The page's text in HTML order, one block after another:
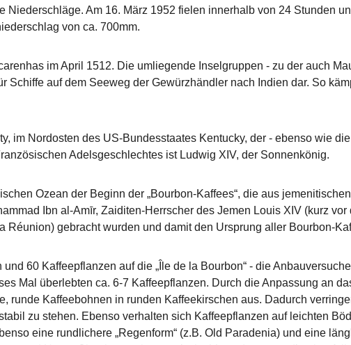
Am 16. März 1952 fielen innerhalb von 24 Stunden
von ca. 700mm.
im April 1512. Die umliegende Inselgruppen - zu der auch
auf dem Seeweg der Gewürzhändler nach Indien dar. So
im Nordosten des US-Bundesstaates Kentucky, der - ebenso wie
Adelsgeschlechtes ist Ludwig XIV, der Sonnenkönig.
Ozean der Beginn der „Bourbon-Kaffees“, die aus
Ibn al-Amīr, Zaiditen-Herrscher des Jemen Louis XIV (kurz
Réunion) gebracht wurden und damit den Ursprung aller Bourbon-
60 Kaffeepflanzen auf die „Île de la Bourbon“ - die
Mal überlebten ca. 6-7 Kaffeepflanzen. Durch die Anpassung an
runde Kaffeebohnen in runden Kaffeekirschen aus. Dadurch
zu stehen. Ebenso verhalten sich Kaffeepflanzen auf leichten
eine rundlichere „Regenform“ (z.B. Old Paradenia) und eine